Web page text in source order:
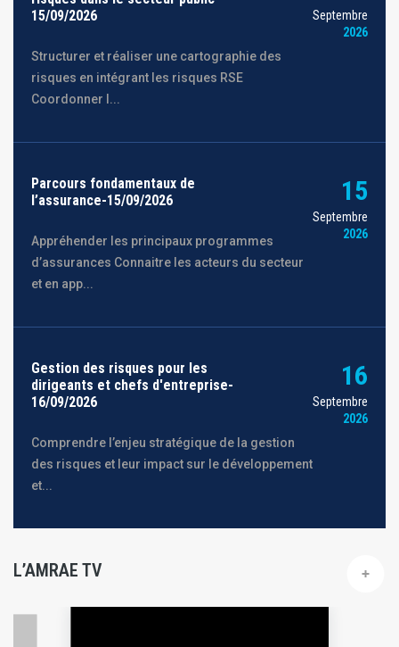
15/09/2026
Structurer et réaliser une cartographie des
risques en intégrant les risques RSE
Coordonner l...
Septembre
2026
Parcours fondamentaux de
l’assurance-15/09/2026
Appréhender les principaux programmes
d’assurances Connaitre les acteurs du secteur
et en app...
15
Septembre
2026
Gestion des risques pour les
dirigeants et chefs d'entreprise-
16/09/2026
Comprendre l’enjeu stratégique de la gestion
des risques et leur impact sur le développement
et...
16
Septembre
2026
L’AMRAE TV